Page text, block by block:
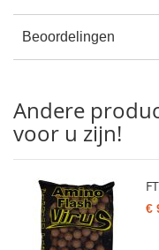
Beoordelingen
Andere
voor u zijn!
€